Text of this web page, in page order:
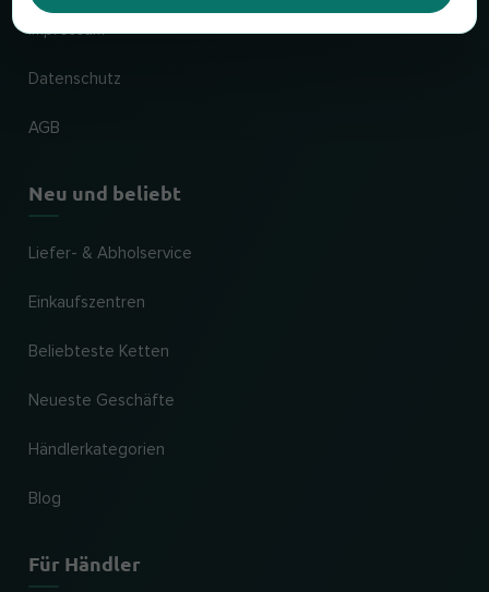
Impressum
Datenschutz
AGB
Neu und beliebt
Liefer- & Abholservice
Einkaufszentren
Beliebteste Ketten
Neueste Geschäfte
Händlerkategorien
Blog
Für Händler